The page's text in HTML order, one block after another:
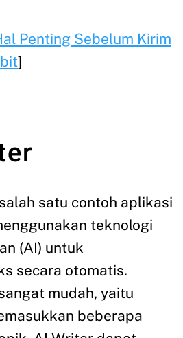
Penting Sebelum Kirim
]
satu contoh aplikasi
teknologi
(AI) untuk
secara otomatis.
mudah, yaitu
beberapa